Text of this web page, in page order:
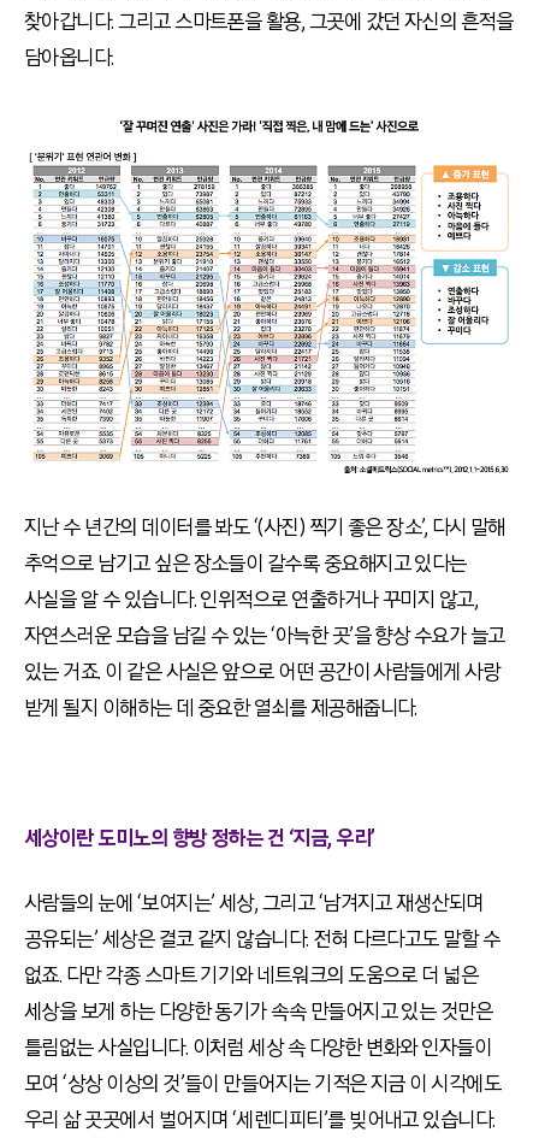
찾아갑니다. 그리고 스마트폰을 활용, 그곳에 갔던 자신의 흔적을
담아옵니다.
지난 수 년간의 데이터를 봐도 ‘(사진) 찍기 좋은 장소’, 다시 말해
추억으로 남기고 싶은 장소들이 갈수록 중요해지고 있다는
사실을 알 수 있습니다. 인위적으로 연출하거나 꾸미지 않고,
자연스러운 모습을 남길 수 있는 ‘아늑한 곳’을 향상 수요가 늘고
있는 거죠. 이 같은 사실은 앞으로 어떤 공간이 사람들에게 사랑
받게 될지 이해하는 데 중요한 열쇠를 제공해줍니다.
세상이란 도미노의 향방 정하는 건 ‘지금, 우리’
사람들의 눈에 ‘보여지는’ 세상, 그리고 ‘남겨지고 재생산되며
공유되는’ 세상은 결코 같지 않습니다. 전혀 다르다고도 말할 수
없죠. 다만 각종 스마트 기기와 네트워크의 도움으로 더 넓은
세상을 보게 하는 다양한 동기가 속속 만들어지고 있는 것만은
틀림없는 사실입니다. 이처럼 세상 속 다양한 변화와 인자들이
모여 ‘상상 이상의 것’들이 만들어지는 기적은 지금 이 시각에도
우리 삶 곳곳에서 벌어지며 ‘세렌디피티’를 빚어내고 있습니다.